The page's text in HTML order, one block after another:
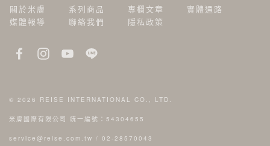
關於米膚 系列商品 專欄文章
實體通路
媒體報導
聯絡我們 隱私政策
© 2026 REISE INTERNATIONAL CO., LTD.
米膚國際有限公司 統一編號：54304655
service@reise.com.tw / 02-28570043